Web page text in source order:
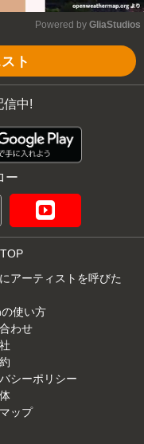
Powered by GliaStudios
ト
信中!
ー
アーティストを呼びた
使い方
わせ
シーポリシー
ップ